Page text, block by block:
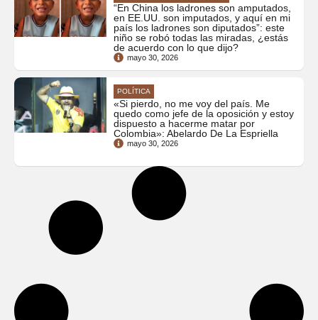
“En China los ladrones son amputados,
en EE.UU. son imputados, y aquí en mi
país los ladrones son diputados”: este
niño se robó todas las miradas, ¿estás
de acuerdo con lo que dijo?
mayo 30, 2026
POLÍTICA
«Si pierdo, no me voy del país. Me
quedo como jefe de la oposición y estoy
dispuesto a hacerme matar por
Colombia»: Abelardo De La Espriella
mayo 30, 2026